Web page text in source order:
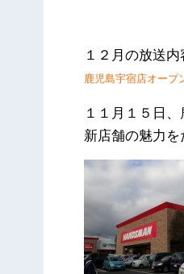
１２月の放送内
鹿児島宇宿店オープ
１１月１５日
新店舗の魅力を